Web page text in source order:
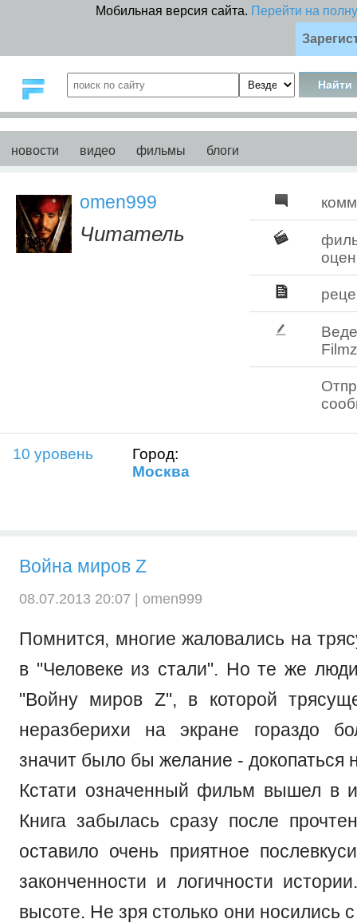
Мобильная версия сайта. Перейти на
новости видео фильмы блоги
omen999
Читатель
10 уровень
Город:
Москва
Война миров Z
08.07.2013 20:07 | omen999
Помнится, многие жаловались на
в "Человеке из стали". Но те же
"Войну миров Z", в которой
неразберихи на экране гораздо
значит было бы желание - докопаться
Кстати означенный фильм вышел в
Книга забылась сразу после
оставило очень приятное
законченности и логичности
высоте. Не зря столько они носились